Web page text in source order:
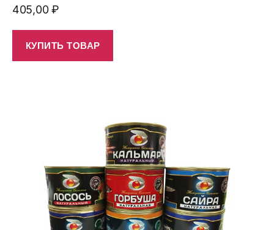
405,00₽
КУПИТЬ ТОВАР